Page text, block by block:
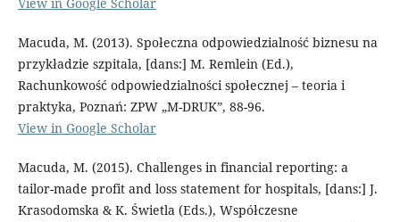
Macuda, M. (2013). Społeczna odpowiedzialność biznesu na
przykładzie szpitala, [dans:] M. Remlein (Ed.),
Rachunkowość odpowiedzialności społecznej – teoria i
praktyka, Poznań: ZPW „M-DRUK”, 88-96.
View in Google Scholar
Macuda, M. (2015). Challenges in financial reporting: a
tailor-made profit and loss statement for hospitals, [dans:] J.
Krasodomska & K. Świetla (Eds.), Współczesne